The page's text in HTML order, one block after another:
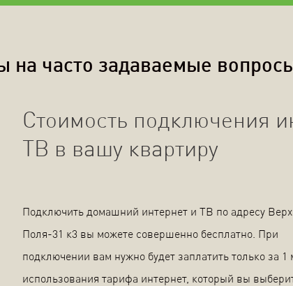
на часто задаваемые
Стоимость подключения
ТВ в вашу квартиру
Подключить домашний интернет и ТВ по адресу
Поля-31 к3 вы можете совершенно бесплатно. При
подключении вам нужно будет заплатить только за 1
использования тарифа интернет, который вы